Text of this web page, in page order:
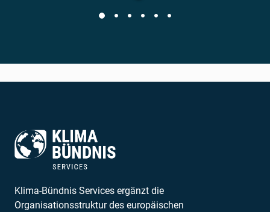
Klima-Bündnis Services ergänzt die
Organisationsstruktur des europäischen